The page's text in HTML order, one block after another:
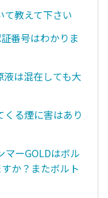
て教えて下さい
番号はわかりま
は混在しても大
る煙に害はあり
マーGOLDはボル
か？またボルト